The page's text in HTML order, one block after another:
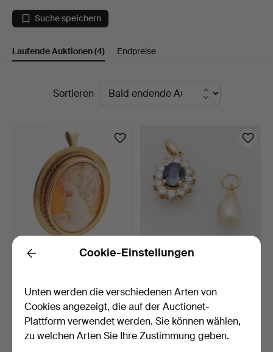
Anhänger
bei
Auktionskammare
Suche speichern
Laufende Auktionen(4) Endpreise
LaufendeSortieren
BROSCHE/ANHÄNGER,
6 Gebote
159 USD
ANHÄNGER mit Steinen
3 Gebote
160 USD
Back Cookie-Einstellungen
Unten werden die verschiedenen Arten von
Cookies angezeigt, die auf der Auctionet-
Plattform verwendet werden. Sie können wählen,
zu welchen Arten Sie Ihre Zustimmung geben.